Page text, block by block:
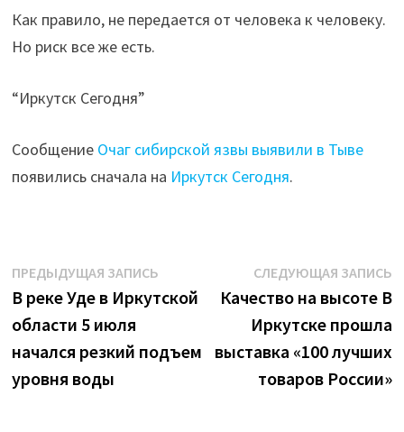
Как правило, не передается от человека к человеку.
Но риск все же есть.
“Иркутск Сегодня”
Сообщение Очаг сибирской язвы выявили в Тыве
появились сначала на Иркутск Сегодня.
Навигация
по
записям
ПРЕДЫДУЩАЯ ЗАПИСЬПредыдущая
запись:
В реке Уде в Иркутской
области 5 июля
начался резкий подъем
уровня воды
СЛЕДУЮЩАЯ ЗАПИСЬ
Качество на высоте В
Иркутске прошла
выставка «100 лучших
товаров России»